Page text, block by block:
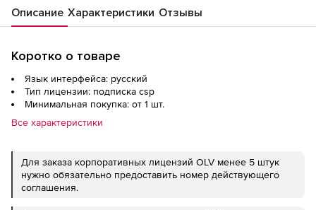
Описание Характеристики Отзывы
Коротко о товаре
Язык интерфейса: русский
Тип лицензии: подписка csp
Минимальная покупка: от 1 шт.
Все характеристики
Для заказа корпоративных лицензий OLV менее 5 штук
нужно обязательно предоставить номер действующего
соглашения.